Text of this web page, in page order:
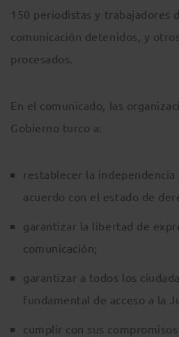
150 periodistas y trabajadores
comunicación detenidos, y
procesados.
En el comunicado, las
Gobierno turco a:
restablecer la
acuerdo con el estado de
garantizar la libertad de
comunicación;
garantizar a todos los
fundamental de acceso a la
cumplir con sus